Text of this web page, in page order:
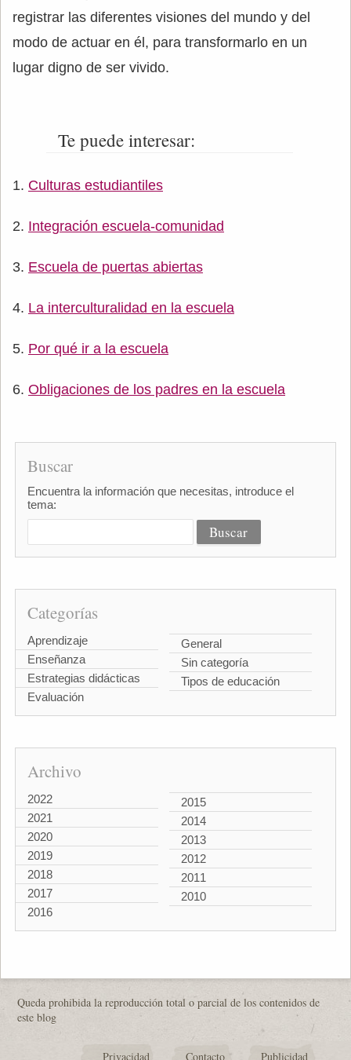
registrar las diferentes visiones del mundo y del
modo de actuar en él, para transformarlo en un
lugar digno de ser vivido.
Te puede interesar:
Culturas estudiantiles
Integración escuela-comunidad
Escuela de puertas abiertas
La interculturalidad en la escuela
Por qué ir a la escuela
Obligaciones de los padres en la escuela
Buscar
Encuentra la información que necesitas, introduce el
tema:
Categorías
Aprendizaje
Enseñanza
Estrategias didácticas
Evaluación
General
Sin categoría
Tipos de educación
Archivo
2022
2021
2020
2019
2018
2017
2016
2015
2014
2013
2012
2011
2010
Queda prohibida la reproducción total o parcial de los contenidos de
este blog
Privacidad Contacto Publicidad